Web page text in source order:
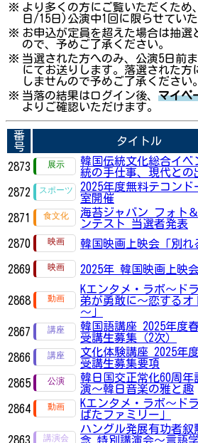
※ より多くの方にご覧いただくため
日/15日)公演中1回に限らせていた
※ お申込が定員を超えた場合は抽選
ので、予めご了承ください。
※ 当選された方へのみ、公演5日前
にてお送りします。落選された方
しませんので予めご了承ください。
※ 当落の結果はログイン後、 マイペ
よりご確認いただけます。
番
号
タイトル
2873
韓国伝統文化総合イベ
統の手仕事、現代との
2872
2025年度無料テコンド
室開催
2871
海苔ジャバン フォト
ンテスト 当選者発表
2870 韓国映画上映会「別れ
2869
2025年 韓国映画上映
2868
Kエンタメ・ラボ～ド
弟が勇敢に～恋するオ
～」
2867
韓国語講座 2025年度
受講生募集（2次）
2866
文化体験講座 2025年
受講生募集要項
2865
韓日国交正常化60周年
演〜韓日音楽の雅と趣
2864
Kエンタメ・ラボ～ド
ばたファミリー」
2863
ハングル発展有功者
念 特別講演会〜言語